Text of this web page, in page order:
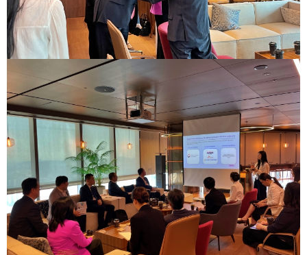
2026
2025
2024
2023
2022
2021
2020
BIFC금융강좌
해양금융정보
블로그
금융
교육활동
모음